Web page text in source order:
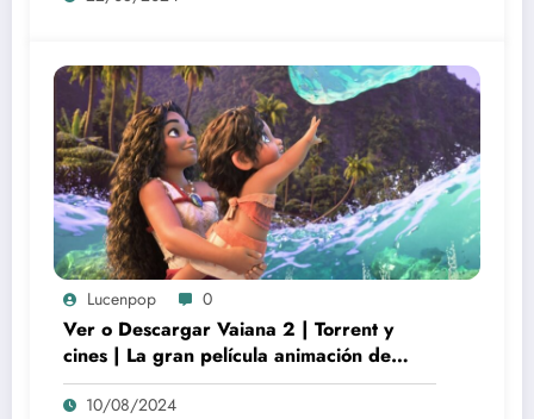
Lucenpop 0
Ver o Descargar Vaiana 2 | Torrent y
cines | La gran película animación de
culto Disney | *****
10/08/2024